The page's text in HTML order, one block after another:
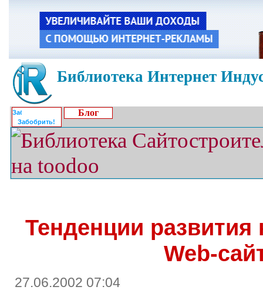
Библиотека Интернет
Забобрить!
Блог
Тенденции
Web-
27.06.2002 07:04